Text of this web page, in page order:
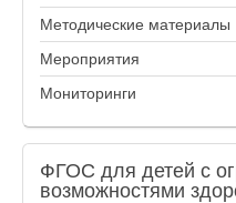
Методические материалы
Мероприятия
Мониторинги
ФГОС для детей с
возможностями